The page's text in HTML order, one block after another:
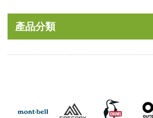
產品分類